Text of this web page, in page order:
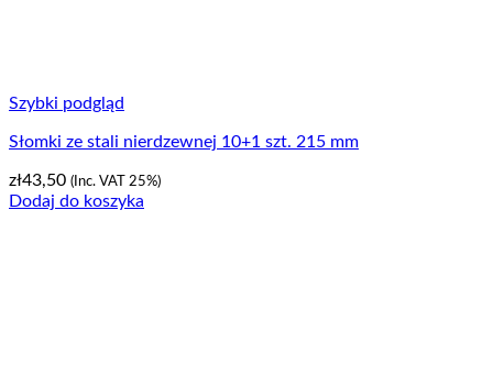
Szybki podgląd
Słomki ze stali nierdzewnej 10+1 szt. 215 mm
zł43,50 (Inc. VAT 25%)
Dodaj do koszyka